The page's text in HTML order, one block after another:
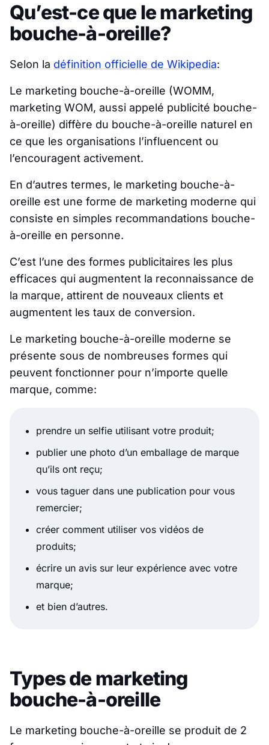
Qu’est-ce que le marketing
bouche-à-oreille?
Selon la définition officielle de Wikipedia:
Le marketing bouche-à-oreille (WOMM,
marketing WOM, aussi appelé publicité bouche-
à-oreille) diffère du bouche-à-oreille naturel en
ce que les organisations l’influencent ou
l’encouragent activement.
En d’autres termes, le marketing bouche-à-
oreille est une forme de marketing moderne qui
consiste en simples recommandations bouche-
à-oreille en personne.
C’est l’une des formes publicitaires les plus
efficaces qui augmentent la reconnaissance de
la marque, attirent de nouveaux clients et
augmentent les taux de conversion.
Le marketing bouche-à-oreille moderne se
présente sous de nombreuses formes qui
peuvent fonctionner pour n’importe quelle
marque, comme:
prendre un selfie utilisant votre produit;
publier une photo d’un emballage de marque
qu’ils ont reçu;
vous taguer dans une publication pour vous
remercier;
créer comment utiliser vos vidéos de
produits;
écrire un avis sur leur expérience avec votre
marque;
et bien d’autres.
Types de marketing
bouche-à-oreille
Le marketing bouche-à-oreille se produit de 2